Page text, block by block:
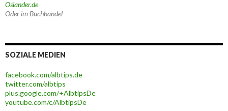
Osiander.de
Oder im Buchhandel
SOZIALE MEDIEN
facebook.com/albtips.de
twitter.com/albtips
plus.google.com/+AlbtipsDe
youtube.com/c/AlbtipsDe